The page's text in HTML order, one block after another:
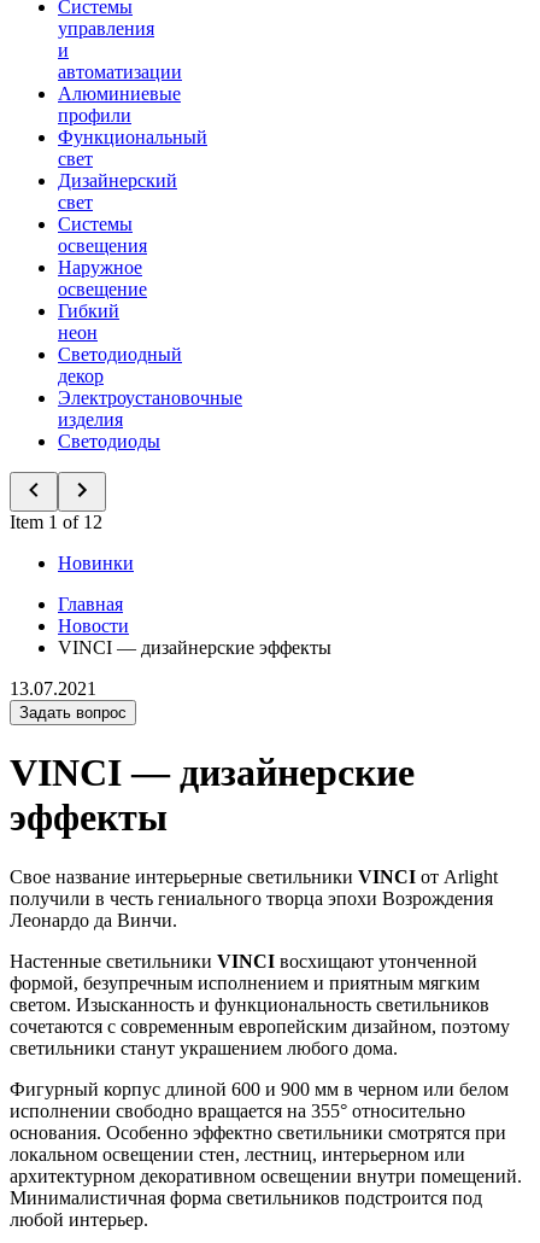
Системы
управления
и
автоматизации
Алюминиевые
профили
Функциональный
свет
Дизайнерский
свет
Системы
освещения
Наружное
освещение
Гибкий
неон
Светодиодный
декор
Электроустановочные
изделия
Светодиоды
Item 1 of 12
Новинки
Главная
Новости
VINCI — дизайнерские эффекты
13.07.2021
Задать вопрос
VINCI — дизайнерские
эффекты
Свое название интерьерные светильники VINCI от Arlight
получили в честь гениального творца эпохи Возрождения
Леонардо да Винчи.
Настенные светильники VINCI восхищают утонченной
формой, безупречным исполнением и приятным мягким
светом. Изысканность и функциональность светильников
сочетаются с современным европейским дизайном, поэтому
светильники станут украшением любого дома.
Фигурный корпус длиной 600 и 900 мм в черном или белом
исполнении свободно вращается на 355° относительно
основания. Особенно эффектно светильники смотрятся при
локальном освещении стен, лестниц, интерьерном или
архитектурном декоративном освещении внутри помещений.
Минималистичная форма светильников подстроится под
любой интерьер.